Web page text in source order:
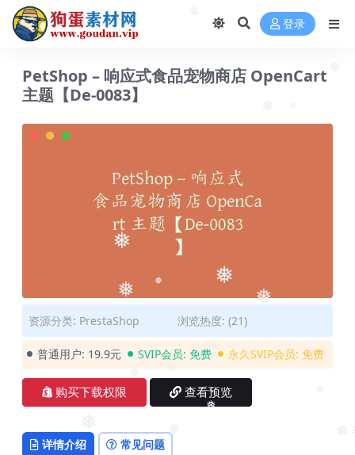
❅
❅
❅
❅
❅
❅
❅
❅
❅
❅
登录
PetShop – 响应式食品宠物商店 OpenCart
主题【De-0083】
资源分类: PrestaShop 浏览热度: (21)
普通用户: 19.9元 SVIP会员: 免费 永久SVIP会员: 免费
购买下载权限 查看预览
详情介绍 常见问题